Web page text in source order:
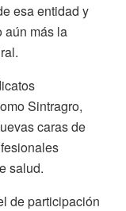
esa entidad y
aún más la
Sintragro,
caras de
salud.
de participación